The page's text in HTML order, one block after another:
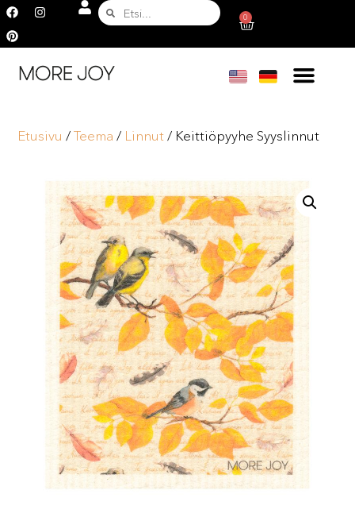
0
Etusivu /Teema / Linnut/ Keittiöpyyhe Syyslinnut